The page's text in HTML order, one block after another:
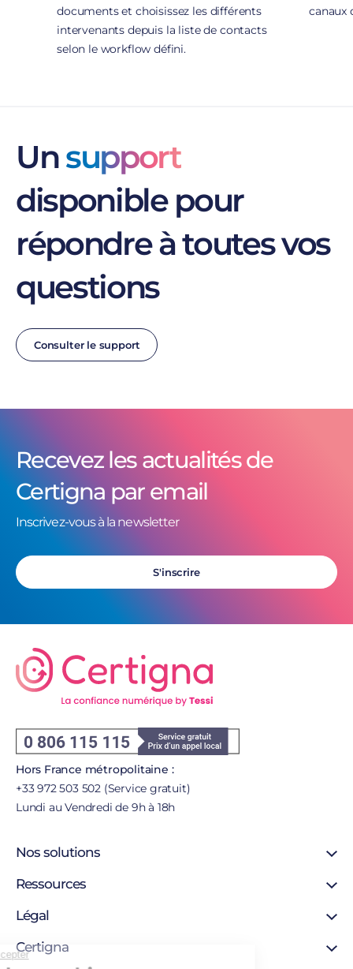
Continuer sans accepter
documents et choisissez les différents
intervenants depuis la liste de contacts
selon le workflow défini.
canaux
Unsupport
disponible pour
répondre à toutes vos
questions
Consulter le support
Recevez les actualités de
Certigna par email
Inscrivez-vous à la newsletter
S'inscrire
Hors France métropolitaine :
+33 972 503 502 (Service gratuit)
Lundi au Vendredi de 9h à 18h
Nos solutions
Signature en ligne
Certificat personne morale
Certigna Horodatage
Ressources
Support
Blog
Légal
Mentions légales
Autorités de certification
Certigna